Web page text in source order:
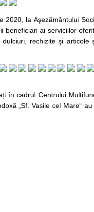
la Aşezământului
beneficiari ai serviciilor
rechizite şi articole
în cadrul Centrului
„Sf. Vasile cel Mare“